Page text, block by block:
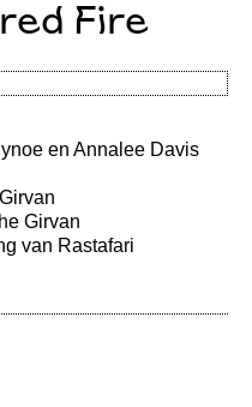
Fire
en Annalee Davis
Girvan
van Rastafari